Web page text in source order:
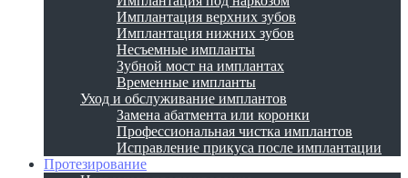
Имплантация верхних зубов
Имплантация нижних зубов
Несъемные импланты
Зубной мост на имплантах
Временные импланты
Уход и обслуживание имплантов
Замена абатмента или коронки
Профессиональная чистка имплантов
Исправление прикуса после имплантации
Протезирование